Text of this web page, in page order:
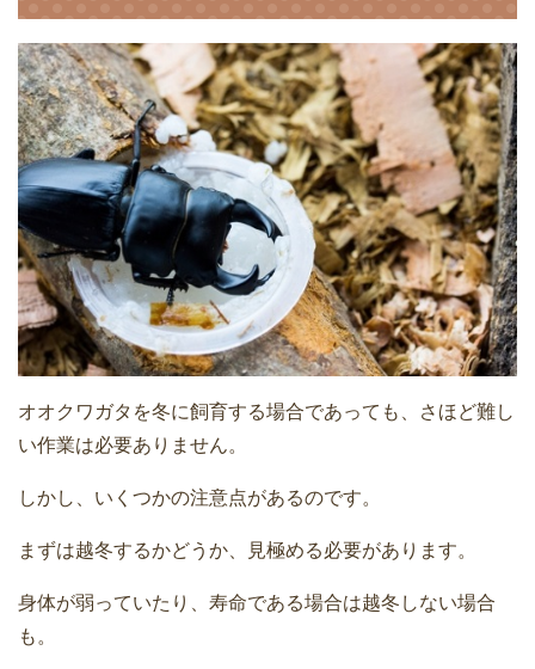
オオクワガタを冬に飼育する場合であっても、さほど難し
い作業は必要ありません。
しかし、いくつかの注意点があるのです。
まずは越冬するかどうか、見極める必要があります。
身体が弱っていたり、寿命である場合は越冬しない場合
も。